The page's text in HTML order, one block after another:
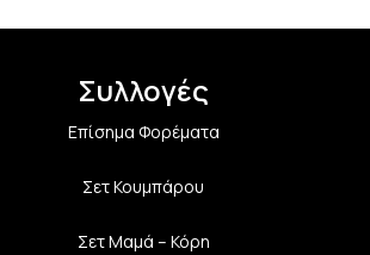
Συλλογές
Επίσημα Φορέματα
Σετ Κουμπάρου
Σετ Μαμά – Κόρη